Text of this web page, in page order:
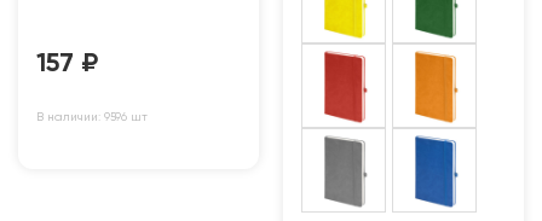
157 ₽
В наличии: 9596 шт